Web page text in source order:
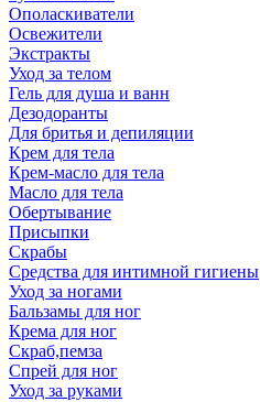
Ополаскиватели
Освежители
Экстракты
Уход за телом
Гель для душа и ванн
Дезодоранты
Для бритья и депиляции
Крем для тела
Крем-масло для тела
Масло для тела
Обертывание
Присыпки
Скрабы
Средства для интимной гигиены
Уход за ногами
Бальзамы для ног
Крема для ног
Скраб,пемза
Спрей для ног
Уход за руками